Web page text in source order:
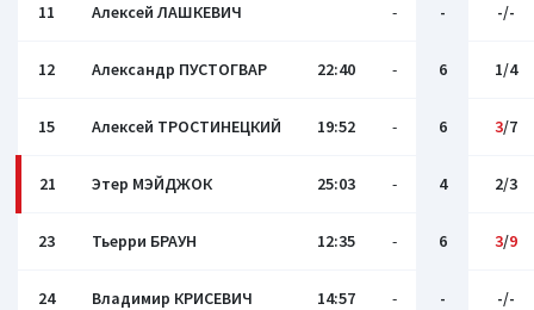
11 Алексей ЛАШКЕВИЧ - - -/-
12 Александр ПУСТОГВАР 22:40 - 6 1/4
15 Алексей ТРОСТИНЕЦКИЙ 19:52 - 6 3/7
21 Этер МЭЙДЖОК 25:03 - 4 2/3
23 Тьерри БРАУН 12:35 - 6 3/9
24 Владимир КРИСЕВИЧ 14:57 - - -/-